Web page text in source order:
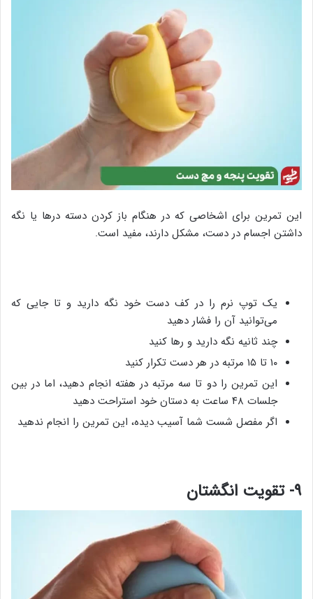
این تمرین برای اشخاصی که در هنگام باز کردن دسته در‌ها یا نگه
داشتن اجسام در دست، مشکل دارند، مفید است.
یک توپ نرم را در کف دست خود نگه دارید و تا جایی که
می‌توانید آن را فشار دهید
چند ثانیه نگه دارید و رها کنید
۱۰ تا ۱۵ مرتبه در هر دست تکرار کنید
این تمرین را دو تا سه مرتبه در هفته انجام دهید، اما در بین
جلسات ۴۸ ساعت به دستان خود استراحت دهید
اگر مفصل شست شما آسیب دیده، این تمرین را انجام ندهید
۹- تقویت انگشتان